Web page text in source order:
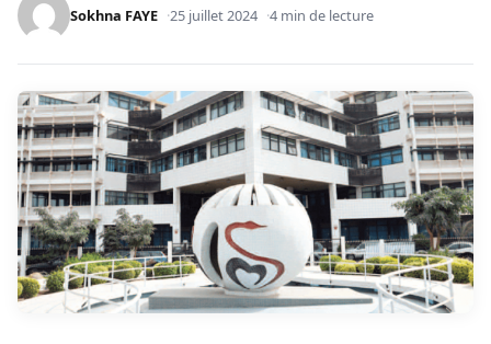
Sokhna FAYE 25 juillet 2024 4 min de lecture